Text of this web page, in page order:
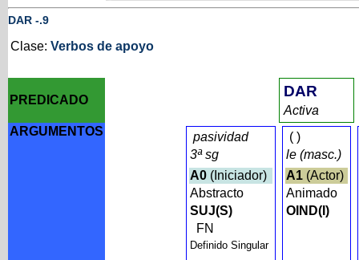
DAR -.9
Clase: Verbos de apoyo
PREDICADO
DAR
Activa
ARGUMENTOS
pasividad
3ª sg
A0(Iniciador)
Abstracto
SUJ(S)
FN
Definido Singular
()
le (masc.)
A1(Actor)
Animado
OIND(I)